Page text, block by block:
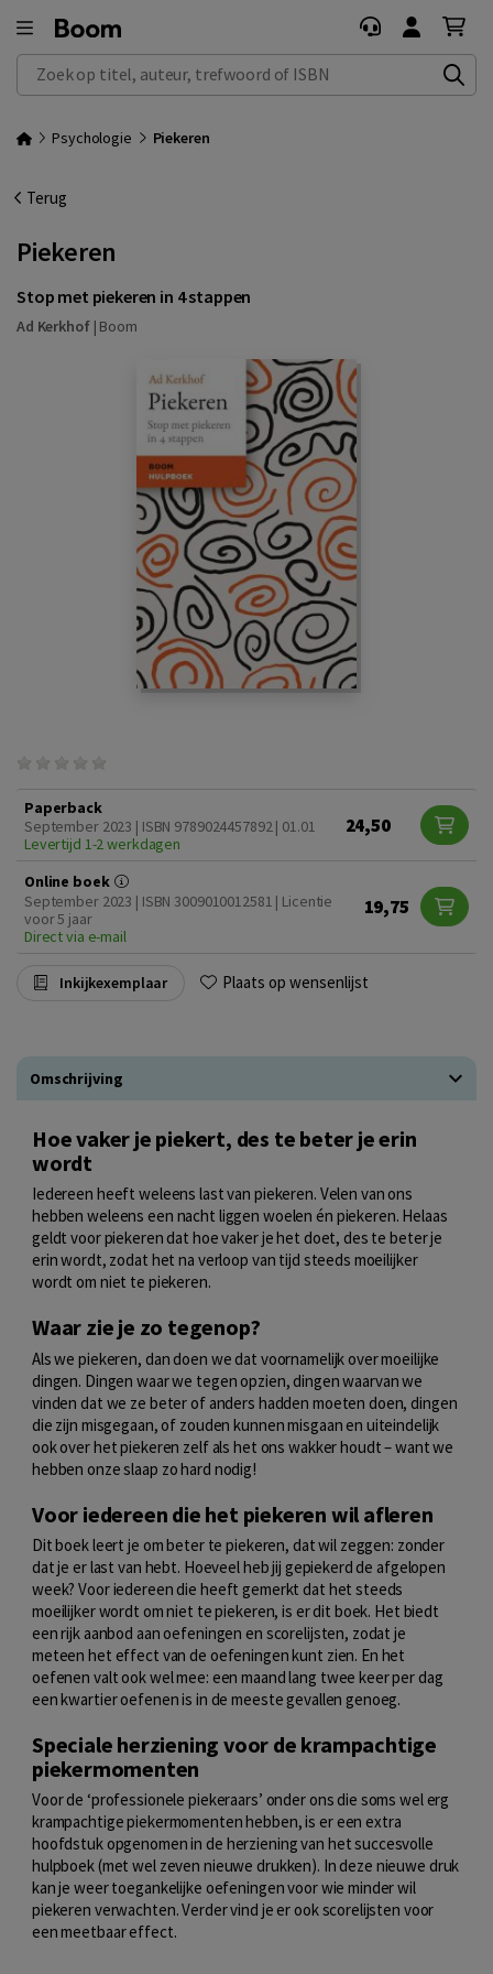
Zoek op titel, auteur, trefwoord of ISBN
Psychologie Piekeren
Terug
Piekeren
Stop met piekeren in 4 stappen
Ad Kerkhof| Boom
Paperback
September 2023 | ISBN 9789024457892 | 01.01
Levertijd 1-2 werkdagen
24,50
Online boek
September 2023 | ISBN 3009010012581 | Licentie
voor 5 jaar
Direct via e-mail
19,75
Inkijkexemplaar Plaats op wensenlijst
Omschrijving
Hoe vaker je piekert, des te beter je erin
wordt
Iedereen heeft weleens last van piekeren. Velen van ons
hebben weleens een nacht liggen woelen én piekeren. Helaas
geldt voor piekeren dat hoe vaker je het doet, des te beter je
erin wordt, zodat het na verloop van tijd steeds moeilijker
wordt om niet te piekeren.
Waar zie je zo tegenop?
Als we piekeren, dan doen we dat voornamelijk over moeilijke
dingen. Dingen waar we tegen opzien, dingen waarvan we
vinden dat we ze beter of anders hadden moeten doen, dingen
die zijn misgegaan, of zouden kunnen misgaan en uiteindelijk
ook over het piekeren zelf als het ons wakker houdt – want we
hebben onze slaap zo hard nodig!
Voor iedereen die het piekeren wil afleren
Dit boek leert je om beter te piekeren, dat wil zeggen: zonder
dat je er last van hebt. Hoeveel heb jij gepiekerd de afgelopen
week? Voor iedereen die heeft gemerkt dat het steeds
moeilijker wordt om niet te piekeren, is er dit boek. Het biedt
een rijk aanbod aan oefeningen en scorelijsten, zodat je
meteen het effect van de oefeningen kunt zien. En het
oefenen valt ook wel mee: een maand lang twee keer per dag
een kwartier oefenen is in de meeste gevallen genoeg.
Speciale herziening voor de krampachtige
piekermomenten
Voor de ‘professionele piekeraars’ onder ons die soms wel erg
krampachtige piekermomenten hebben, is er een extra
hoofdstuk opgenomen in de herziening van het succesvolle
hulpboek (met wel zeven nieuwe drukken). In deze nieuwe druk
kan je weer toegankelijke oefeningen voor wie minder wil
piekeren verwachten. Verder vind je er ook scorelijsten voor
een meetbaar effect.